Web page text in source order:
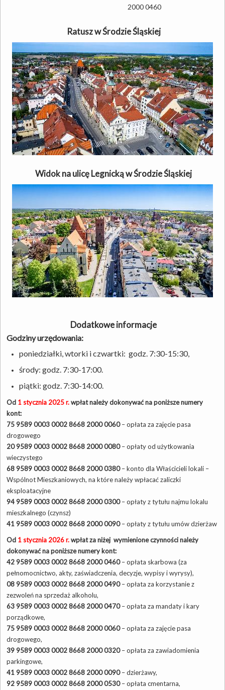
2000 0460
Ratusz w Środzie Śląskiej
Widok na ulicę Legnicką w Środzie Śląskiej
Dodatkowe informacje
Godziny urzędowania:
poniedziałki, wtorki i czwartki: godz. 7:30-15:30,
środy: godz. 7:30-17:00.
piątki: godz. 7:30-14:00.
Od 1 stycznia 2025 r.wpłat należy dokonywać na poniższe numery
kont:
75 9589 0003 0002 8668 2000 0060– opłata za zajęcie pasa
drogowego
20 9589 0003 0002 8668 2000 0080– opłaty od użytkowania
wieczystego
68 9589 0003 0002 8668 2000 0380– konto dla Właścicieli lokali –
Wspólnot Mieszkaniowych, na które należy wpłacać zaliczki
eksploatacyjne
94 9589 0003 0002 8668 2000 0300– opłaty z tytułu najmu lokalu
mieszkalnego (czynsz)
41 9589 0003 0002 8668 2000 0090– opłaty z tytułu umów dzierżaw
Od 1 stycznia 2026 r.wpłat za niżej wymienione czynności należy
dokonywać na poniższe numery kont:
42 9589 0003 0002 8668 2000 0460– opłata skarbowa (za
pełnomocnictwo, akty, zaświadczenia, decyzje, wypisy i wyrysy),
08 9589 0003 0002 8668 2000 0490– opłata za korzystanie z
zezwoleń na sprzedaż alkoholu,
63 9589 0003 0002 8668 2000 0470– opłata za mandaty i kary
porządkowe,
75 9589 0003 0002 8668 2000 0060– opłata za zajęcie pasa
drogowego,
39 9589 0003 0002 8668 2000 0320– opłata za zawiadomienia
parkingowe,
41 9589 0003 0002 8668 2000 0090– dzierżawy,
92 9589 0003 0002 8668 2000 0530– opłata cmentarna,